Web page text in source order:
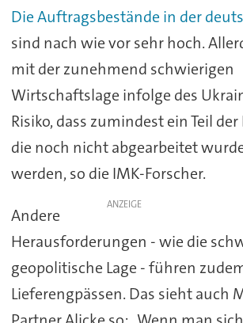
Die Auftragsbestände in der
sind nach wie vor sehr hoch.
mit der zunehmend schwierigen
Wirtschaftslage infolge des
Risiko, dass zumindest ein Teil
die noch nicht abgearbeitet
werden, so die IMK-Forscher.
ANZEIGE
Andere
Herausforderungen - wie die
geopolitische Lage - führen
Lieferengpässen. Das sieht auch